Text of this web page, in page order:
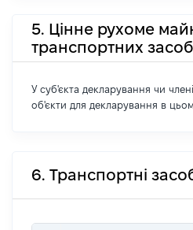
5. Цінне рухоме
транспортних
У суб'єкта декларування чи
об'єкти для декларування в
6. Транспортні